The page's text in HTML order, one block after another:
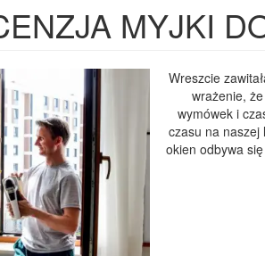
MYJKI
Wreszcie
wrażenie,
wymówek i
czasu na naszej
okien odbywa